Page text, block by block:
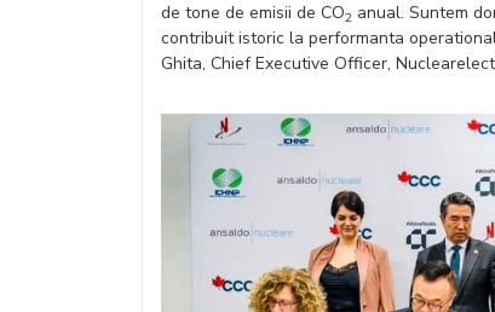
de tone de emisii de CO2 anual. Suntem
contribuit istoric la performanta
Ghita, Chief Executive Officer,